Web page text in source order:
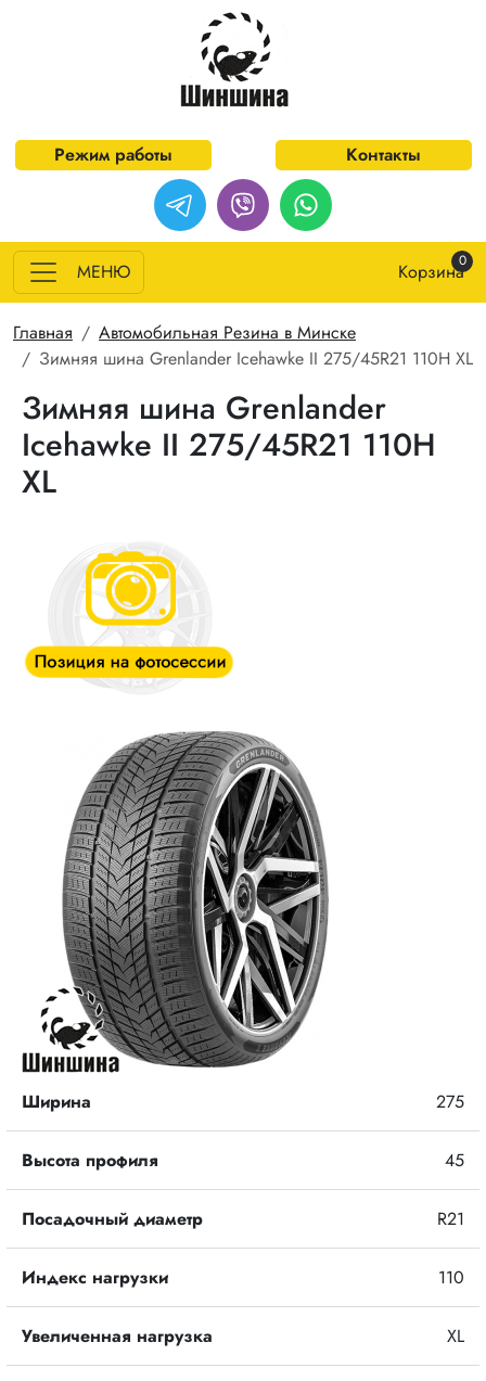
Перейти к основному содержанию
Режим работы Контакты
МЕНЮ Корзина0
Строка навигации
Главная
Автомобильная Резина в Минске
Зимняя шина Grenlander Icehawke II 275/45R21 110H XL
Зимняя шина Grenlander
Icehawke II 275/45R21 110H
XL
Ширина 275
Высота профиля 45
Посадочный диаметр R21
Индекс нагрузки 110
Увеличенная нагрузка XL